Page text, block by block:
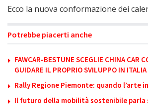
Ecco la nuova conformazione dei
Potrebbe piacerti anche
FAWCAR-BESTUNE SCEGLIE CHINA CAR
GUIDARE IL PROPRIO SVILUPPO IN ITALIA
Rally Regione Piemonte: quando l’arte
Il futuro della mobilità sostenibile parla